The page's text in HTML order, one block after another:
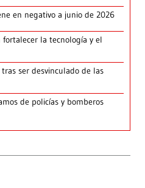
en negativo a junio de 2026
fortalecer la tecnología y el
ser desvinculado de las
de policías y bomberos